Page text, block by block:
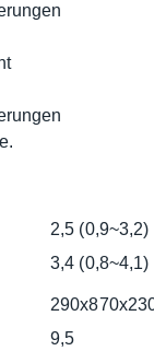
2,5 (0,9~3,2)
3,4 (0,8~4,1)
9,5